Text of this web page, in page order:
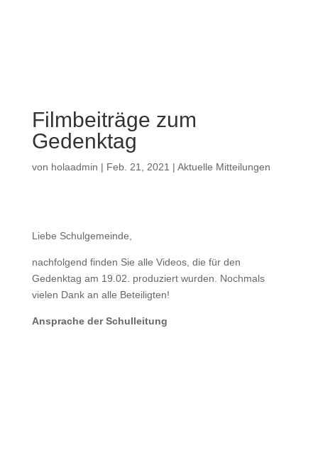
Filmbeiträge zum
Gedenktag
von holaadmin | Feb. 21, 2021 | Aktuelle Mitteilungen
Liebe Schulgemeinde,
nachfolgend finden Sie alle Videos, die für den
Gedenktag am 19.02. produziert wurden. Nochmals
vielen Dank an alle Beteiligten!
Ansprache der Schulleitung